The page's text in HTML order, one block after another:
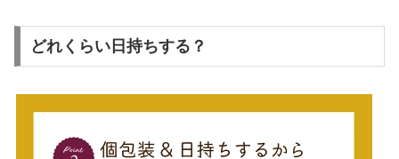
どれくらい日持ちする？